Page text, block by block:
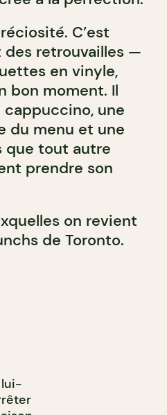
C’est
des retrouvailles —
en vinyle,
bon moment. Il
une
du menu et une
que tout autre
prendre son
on revient
de Toronto.
lui-